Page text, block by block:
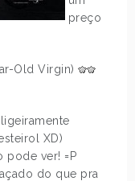
preço
Old Virgin)
XD)
pode ver! =P
do que pra